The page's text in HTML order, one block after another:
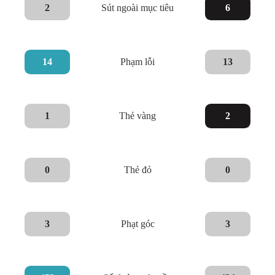
2 Sút ngoài mục tiêu 6
14 Phạm lỗi 13
1 Thẻ vàng 2
0 Thẻ đỏ 0
3 Phạt góc 3